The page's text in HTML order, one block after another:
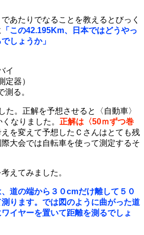
あたりでなることを教えるとびっく
「この42.195Km、日本ではどうやっ
しょうか」
イ
定器）
測る。
た。正解を予想させると〈自動車〉
なりました。 正解は〈50ｍずつ巻
を変えて予想したＣさんはとても残
大会では自転車を使って測定するそ
えてみました。
、道の端から３０cmだけ離して５０
ります。では図のように曲がった道
イヤーを置いて距離を測るでしょ